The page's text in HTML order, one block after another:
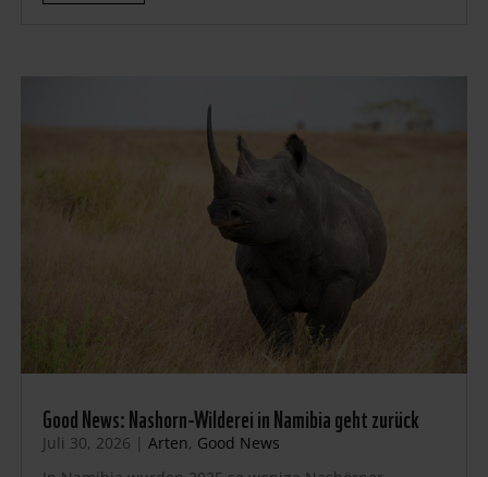
Good News: Nashorn-Wilderei in Namibia geht zurück
Juli 30, 2026 | Arten, Good News